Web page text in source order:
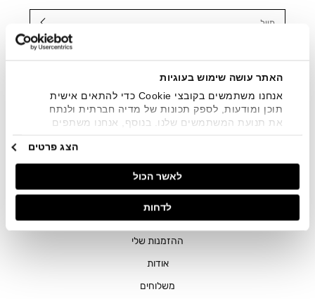
האתר עושה שימוש בעוגיות
אנחנו משתמשים בקובצי Cookie כדי להתאים אישית
תוכן ומודעות, לספק תכונות של מדיה חברתית ולנתח
את תנועת המשתמשים שלנו. בנוסף, אנחנו משתפים
מתחומי המדיה החברתית, הפרסום וניתוח הנתונים.
גורמים אלה עשויים לשלב את הנתונים האלה עם מידע
אחר שסיפקתם או שהם אספו בעקבות השימוש שעשיתם
בשירותים שלהם.
הצג פרטים
לאשר הכול
לדחות
אני מאשר/ת ומסכימ/ה לקבלת דיוור ישיר, הודעות ופרסומים
SMS ועוד. המידע ייאסף בהתאם למדיניות הפרטיות של החברה.
צפייה במדיניות הפרטיות
חנויות
שירות לקוחות
ההזמנות שלי
אודות
משלוחים